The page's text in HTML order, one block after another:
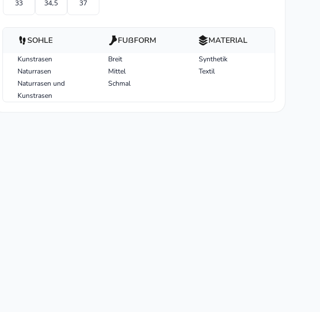
33 34,5 37
SOHLE
Kunstrasen
Naturrasen
Naturrasen und
Kunstrasen
FUßFORM
Breit
Mittel
Schmal
MATERIAL
Synthetik
Textil